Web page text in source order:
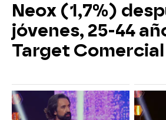
Neox (1,7%)
jóvenes, 25-44
Target Comercial